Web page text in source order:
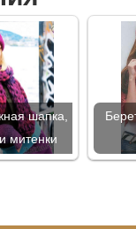
шапка,
митенки